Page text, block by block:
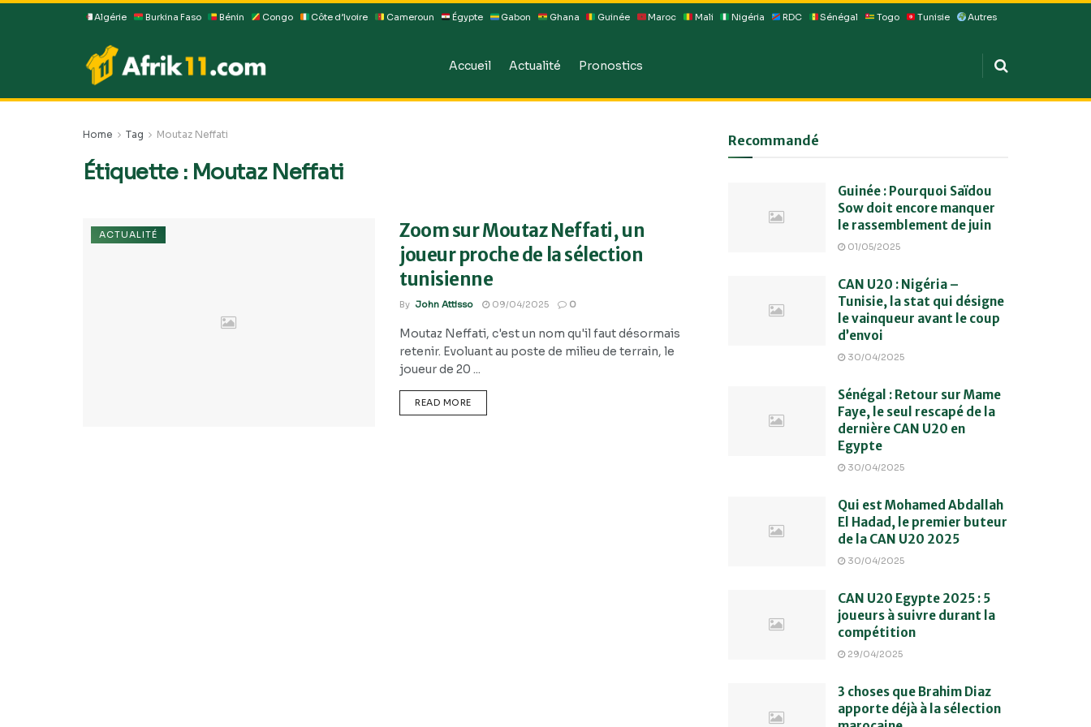
Algérie Burkina Faso Bénin Congo Côte d’Ivoire Cameroun Égypte Gabon Ghana Guinée Maroc Mali Nigéria RDC Sénégal Togo Tunisie Autres
Accueil Actualité Pronostics
Home Tag Moutaz Neffati
Étiquette : Moutaz Neffati
ACTUALITÉ
Zoom sur Moutaz Neffati, un
joueur proche de la sélection
tunisienne
By John Attisso 09/04/2025 0
Moutaz Neffati, c'est un nom qu'il faut désormais
retenir. Evoluant au poste de milieu de terrain, le
joueur de 20 ...
READ MORE
Recommandé
Guinée : Pourquoi Saïdou
Sow doit encore manquer
le rassemblement de juin
01/05/2025
CAN U20 : Nigéria –
Tunisie, la stat qui désigne
le vainqueur avant le coup
d’envoi
30/04/2025
Sénégal : Retour sur Mame
Faye, le seul rescapé de la
dernière CAN U20 en
Egypte
30/04/2025
Qui est Mohamed Abdallah
El Hadad, le premier buteur
de la CAN U20 2025
30/04/2025
CAN U20 Egypte 2025 : 5
joueurs à suivre durant la
compétition
29/04/2025
3 choses que Brahim Diaz
apporte déjà à la sélection